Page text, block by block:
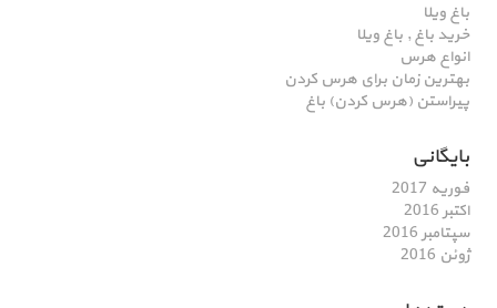
باغ ویلا
خرید باغ , باغ ویلا
انواع هرس
بهترین زمان برای هرس کردن
پیراستن (هرس کردن) باغ
بایگانی
فوریه 2017
اکتبر 2016
سپتامبر 2016
ژوئن 2016